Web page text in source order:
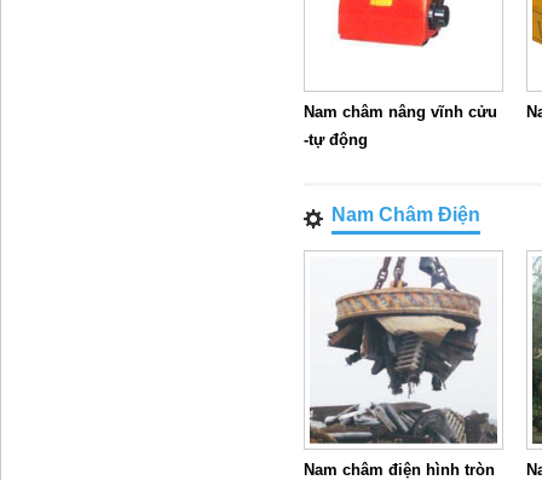
Nam châm nâng vĩnh cửu
-tự động
Nam Châm Điện
Nam châm điện hình tròn